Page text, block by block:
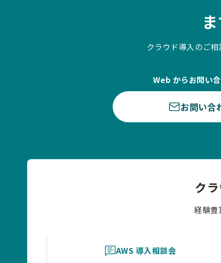
クラウド導入のご
Web からお問い
お問い合
ク
経験豊
AWS 導入相談会